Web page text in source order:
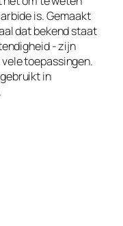
is. Gemaakt
dat bekend staat
- zijn
toepassingen.
in